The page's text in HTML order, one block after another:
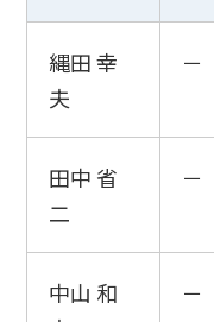
縄田 幸
夫
－
田中 省
二
－
中山 和
－